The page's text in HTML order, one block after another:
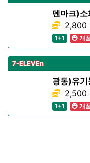
덴마크)
2,800
1+1
개
7-ELEVEn
광동)유
2,500
1+1
개